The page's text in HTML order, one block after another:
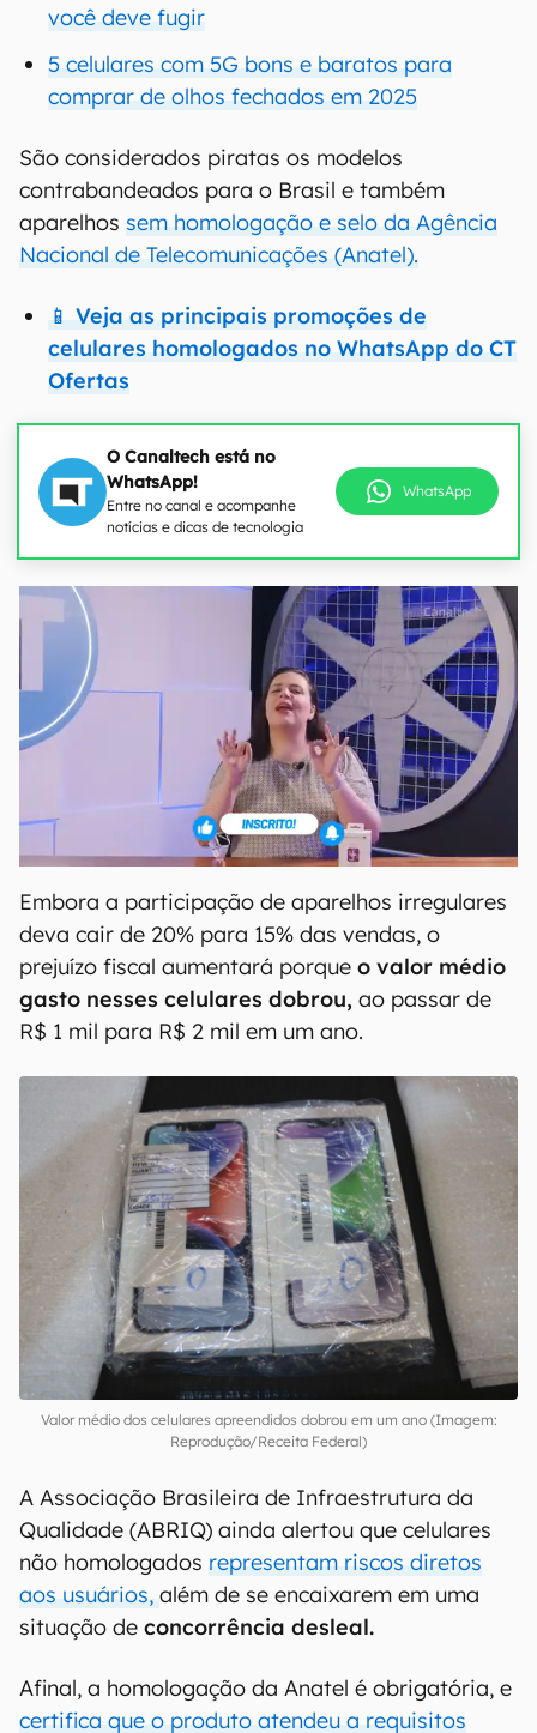
você deve fugir
5 celulares com 5G bons e baratos para
comprar de olhos fechados em 2025
São considerados piratas os modelos
contrabandeados para o Brasil e também
aparelhos sem homologação e selo da Agência
Nacional de Telecomunicações (Anatel).
📱 Veja as principais promoções de
celulares homologados no WhatsApp do CT
Ofertas
O Canaltech está no
WhatsApp!
Entre no canal e acompanhe
notícias e dicas de tecnologia
WhatsApp
Embora a participação de aparelhos irregulares
deva cair de 20% para 15% das vendas, o
prejuízo fiscal aumentará porque o valor médio
gasto nesses celulares dobrou, ao passar de
R$ 1 mil para R$ 2 mil em um ano.
Valor médio dos celulares apreendidos dobrou em um ano (Imagem:
Reprodução/Receita Federal)
A Associação Brasileira de Infraestrutura da
Qualidade (ABRIQ) ainda alertou que celulares
não homologados representam riscos diretos
aos usuários, além de se encaixarem em uma
situação de concorrência desleal.
Afinal, a homologação da Anatel é obrigatória, e
certifica que o produto atendeu a requisitos